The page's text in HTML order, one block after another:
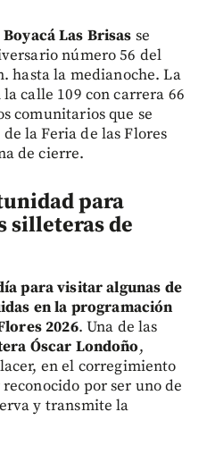
Las Brisas se
número 56 del
hasta la medianoche. La
calle 109 con carrera 66
comunitarios que se
la Feria de las Flores
de cierre.
para
silleteras de
para visitar algunas de
en la programación
2026. Una de las
Óscar Londoño,
en el corregimiento
por ser uno de
y transmite la